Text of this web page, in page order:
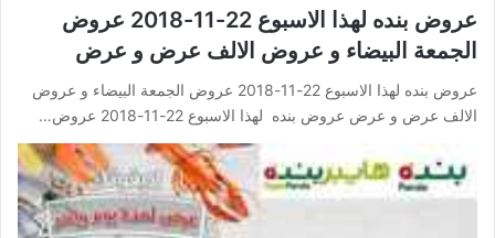
عروض بنده لهذا الاسبوع 22-11-2018 عروض
الجمعة البيضاء و عروض الالف عرض و عرض
عروض بنده لهذا الاسبوع 22-11-2018 عروض الجمعة البيضاء و عروض
الالف عرض و عرض عروض بنده لهذا الاسبوع 22-11-2018 عروض…